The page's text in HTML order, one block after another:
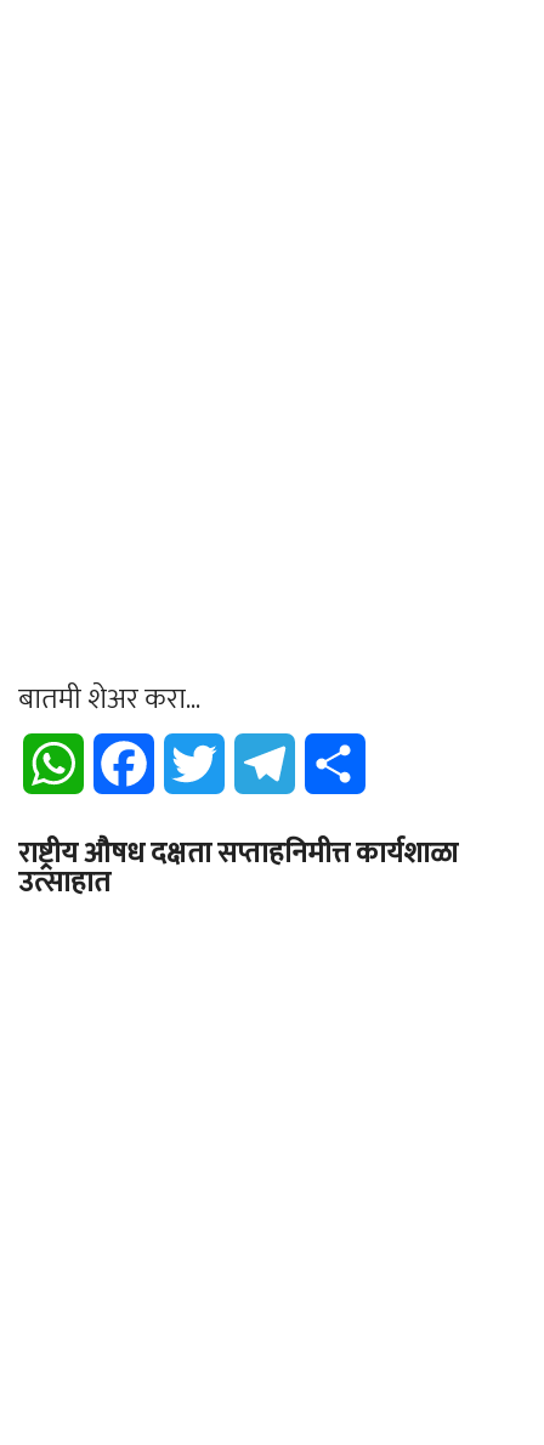
बातमी शेअर करा...
WhatsApp Facebook Twitter Telegram
राष्ट्रीय औषध दक्षता सप्ताहनिमीत्त कार्यशाळा
उत्साहात